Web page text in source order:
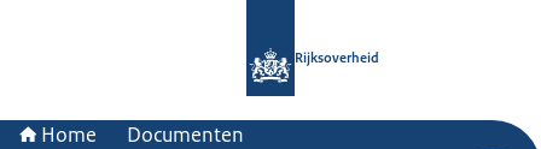
Rijksoverheid
Home Documenten